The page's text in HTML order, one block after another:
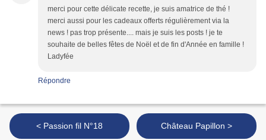
merci pour cette délicate recette, je suis amatrice de thé !
merci aussi pour les cadeaux offerts régulièrement via la
news ! pas trop présente.... mais je suis les posts ! je te
souhaite de belles fêtes de Noël et de fin d'Année en famille !
Ladyfée
Répondre
< Passion fil N°18 Château Papillon >